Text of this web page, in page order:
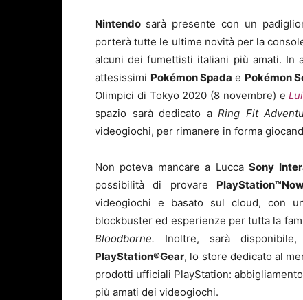
Nintendo sarà presente con un
porterà tutte le ultime novità per la
alcuni dei fumettisti italiani più amati. In
attesissimi Pokémon Spadae Pokémon
Olimpici di Tokyo 2020 (8 novembre) e
spazio sarà dedicato aRing Fit
videogiochi, per rimanere in forma
Non poteva mancare a LuccaSony
possibilità di provare PlayStation™
videogiochi e basato sul cloud, con
blockbuster ed esperienze per tutta la
Bloodborne. Inoltre, sarà
PlayStation®Gear, lo store dedicato al
prodotti ufficiali PlayStation:
più amati dei videogiochi.